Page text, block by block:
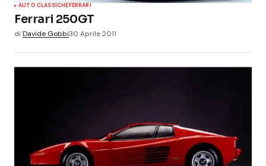
AUTO CLASSICHE FERRARI
Ferrari 250GT
di Davide Gobbi30 Aprile 2011